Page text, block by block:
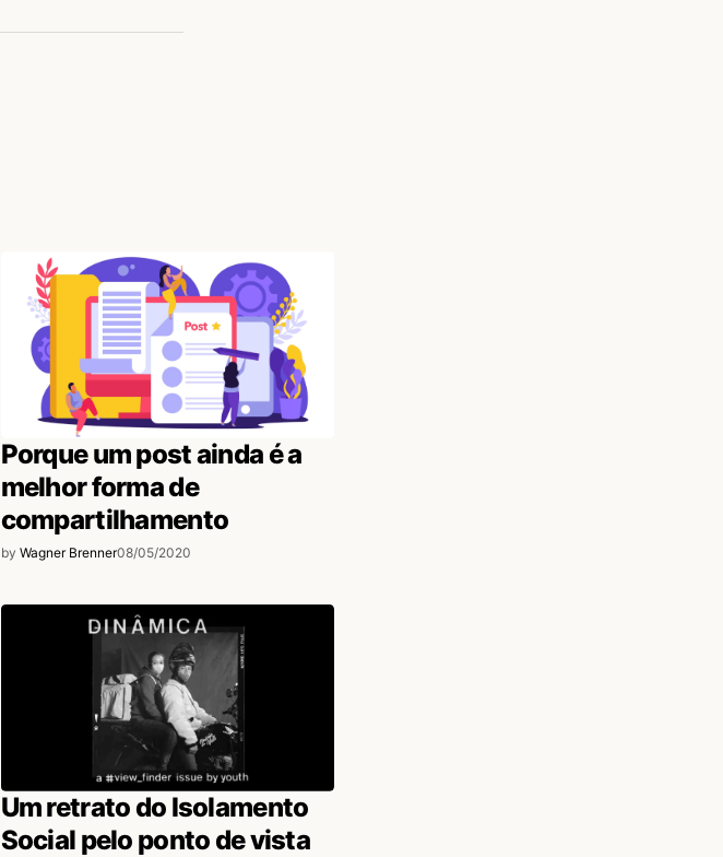
Porque um post ainda é a
melhor forma de
compartilhamento
by Wagner Brenner08/05/2020
Um retrato do Isolamento
Social pelo ponto de vista